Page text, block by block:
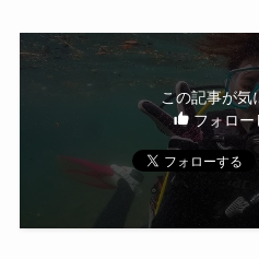
この記事が気
フォロー